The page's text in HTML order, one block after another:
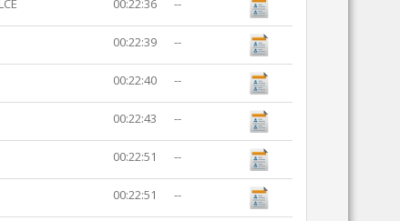
00:22:36 --
00:22:39 --
00:22:40 --
00:22:43 --
00:22:51 --
00:22:51 --